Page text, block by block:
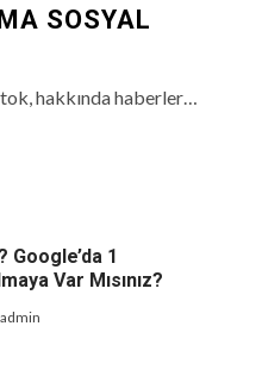
SOSYAL
hakkında haberler…
Google’da 1
Var Mısınız?
admin